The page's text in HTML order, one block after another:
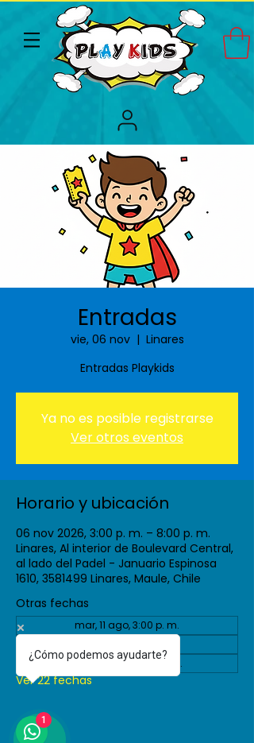
Entradas
vie, 06 nov
  |
Linares
Entradas Playkids
Ya no es posible registrarse
Ver otros eventos
Horario y ubicación
06 nov 2026, 3:00 p. m. – 8:00 p. m.
Linares, Al interior de Boulevard Central,
al lado del Padel - Januario Espinosa
1610, 3581499 Linares, Maule, Chile
Otras fechas
mar, 11 ago, 3:00 p. m.
mar, 08 sept, 3:00 p. m.
Ver 22 fechas
¿Cómo podemos ayudarte?
1